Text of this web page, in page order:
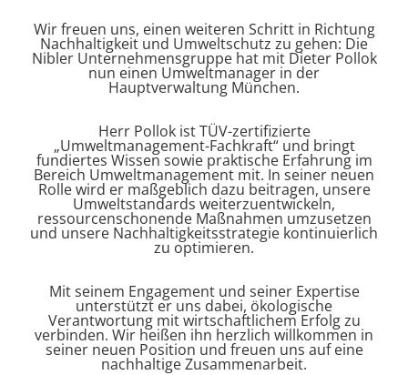
Wir freuen uns, einen weiteren Schritt in Richtung
Nachhaltigkeit und Umweltschutz zu gehen: Die
Nibler Unternehmensgruppe hat mit Dieter Pollok
nun einen Umweltmanager in der
Hauptverwaltung München.
Herr Pollok ist TÜV-zertifizierte
„Umweltmanagement-Fachkraft“ und bringt
fundiertes Wissen sowie praktische Erfahrung im
Bereich Umweltmanagement mit. In seiner neuen
Rolle wird er maßgeblich dazu beitragen, unsere
Umweltstandards weiterzuentwickeln,
ressourcenschonende Maßnahmen umzusetzen
und unsere Nachhaltigkeitsstrategie kontinuierlich
zu optimieren.
Mit seinem Engagement und seiner Expertise
unterstützt er uns dabei, ökologische
Verantwortung mit wirtschaftlichem Erfolg zu
verbinden. Wir heißen ihn herzlich willkommen in
seiner neuen Position und freuen uns auf eine
nachhaltige Zusammenarbeit.